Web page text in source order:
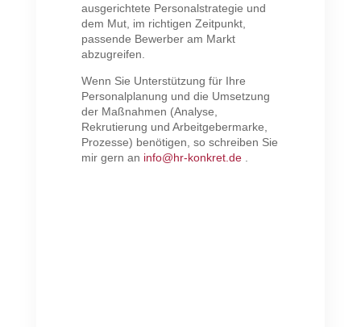
ausgerichtete Personalstrategie und
dem Mut, im richtigen Zeitpunkt,
passende Bewerber am Markt
abzugreifen.
Wenn Sie Unterstützung für Ihre
Personalplanung und die Umsetzung
der Maßnahmen (Analyse,
Rekrutierung und Arbeitgebermarke,
Prozesse) benötigen, so schreiben Sie
mir gern an info@hr-konkret.de.